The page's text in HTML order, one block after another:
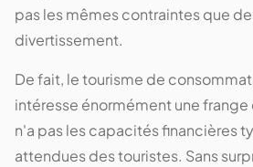
pas les mêmes contraintes que
divertissement.
De fait, le tourisme de
intéresse énormément une
n'a pas les capacités financières
attendues des touristes. Sans